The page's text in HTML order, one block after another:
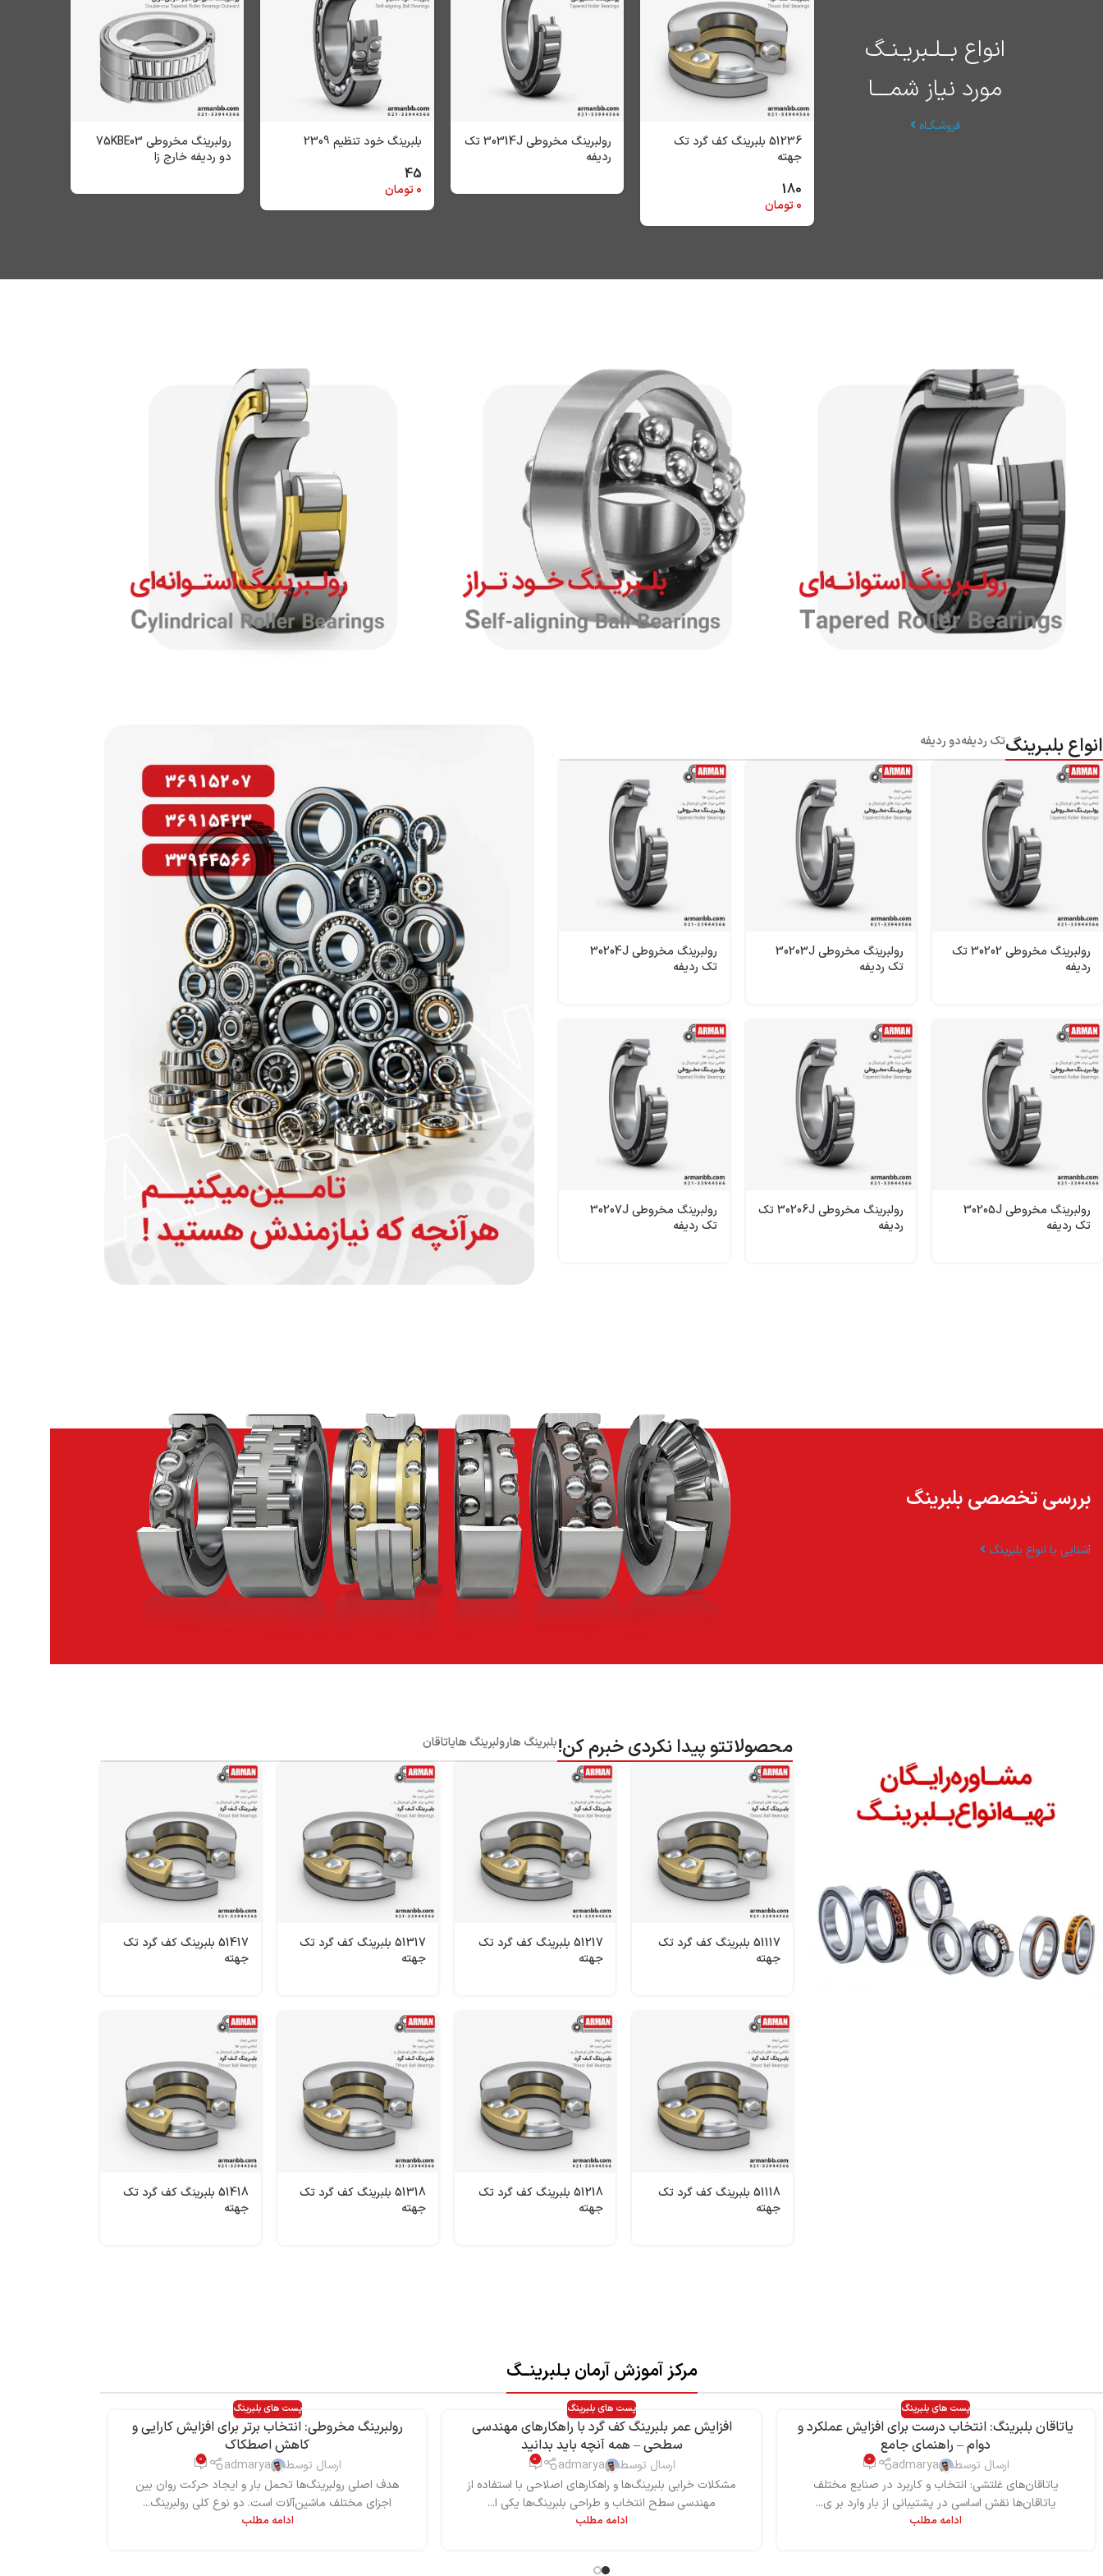
انواع بــلـبریـنـگ
مورد نیاز شمـــا
فروشـگـاه
51236 بلبرینگ کف گرد تک
جهته
180
0 تومان
رولبرینگ‌ مخروطی 30314J تک
ردیفه
بلبرینگ‌ خود تنظیم 2309
45
0تومان
رولبرینگ‌ مخروطی 75KBE03
دو ردیفه خارج زا
انواع بلبـرینگتک ردیفهدو ردیفه
رولبرینگ‌ مخروطی 30202 تک
ردیفه
رولبرینگ‌ مخروطی 30203J
تک ردیفه
رولبرینگ‌ مخروطی 30204J
تک ردیفه
رولبرینگ‌ مخروطی 30205J
تک ردیفه
رولبرینگ‌ مخروطی 30206J تک
ردیفه
رولبرینگ‌ مخروطی 30207J
تک ردیفه
بررسی تخصصی بلبرینگ
آشنایی با انواع بلبرینگ
محصولاتتو پیدا نکردی خبرم کن!بلبرینگ هارولبرینگ هایاتاقان
51117 بلبرینگ کف گرد تک
جهته
51217 بلبرینگ کف گرد تک
جهته
51317 بلبرینگ کف گرد تک
جهته
51417 بلبرینگ کف گرد تک
جهته
51118 بلبرینگ کف گرد تک
جهته
51218 بلبرینگ کف گرد تک
جهته
51318 بلبرینگ کف گرد تک
جهته
51418 بلبرینگ کف گرد تک
جهته
مرکز آموزش آرمان بـلبرینــگ
پست های بلبرینگ
یاتاقان بلبرینگ: انتخاب درست برای افزایش عملکرد و
دوام – راهنمای جامع
ارسال توسط admarya
0
یاتاقان‌های غلتشی: انتخاب و کاربرد در صنایع مختلف
یاتاقان‌ها نقش اساسی در پشتیبانی از بار وارد بر ی...
ادامه مطلب
پست های بلبرینگ
افزایش عمر بلبرینگ کف گرد با راهکارهای مهندسی
سطحی – همه آنچه باید بدانید
ارسال توسط admarya
0
مشکلات خرابی بلبرینگ‌ها و راهکارهای اصلاحی با استفاده از
مهندسی سطح انتخاب و طراحی بلبرینگ‌ها یکی ا...
ادامه مطلب
پست های بلبرینگ
رولبرینگ‌ مخروطی: انتخاب برتر برای افزایش کارایی و
کاهش اصطکاک
ارسال توسط admarya
0
هدف اصلی رولبرینگ‌ها تحمل بار و ایجاد حرکت روان بین
اجزای مختلف ماشین‌آلات است. دو نوع کلی رولبرینگ‌...
ادامه مطلب